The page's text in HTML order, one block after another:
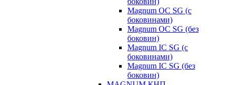
Magnum OC SG (с
боковинами)
Magnum OC SG (без
боковин)
Magnum IC SG (с
боковинами)
Magnum IC SG (без
боковин)